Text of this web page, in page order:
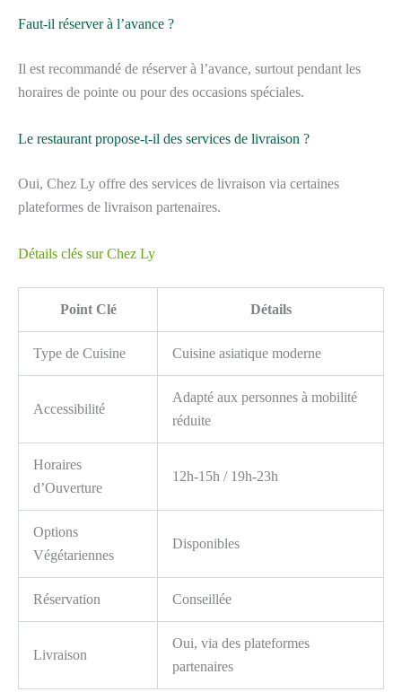
Faut-il réserver à l’avance ?
Il est recommandé de réserver à l’avance, surtout pendant les
horaires de pointe ou pour des occasions spéciales.
Le restaurant propose-t-il des services de livraison ?
Oui, Chez Ly offre des services de livraison via certaines
plateformes de livraison partenaires.
Détails clés sur Chez Ly
Point Clé Détails
Type de Cuisine Cuisine asiatique moderne
Accessibilité
Adapté aux personnes à mobilité
réduite
Horaires
d’Ouverture
12h-15h / 19h-23h
Options
Végétariennes
Disponibles
Réservation Conseillée
Livraison
Oui, via des plateformes
partenaires